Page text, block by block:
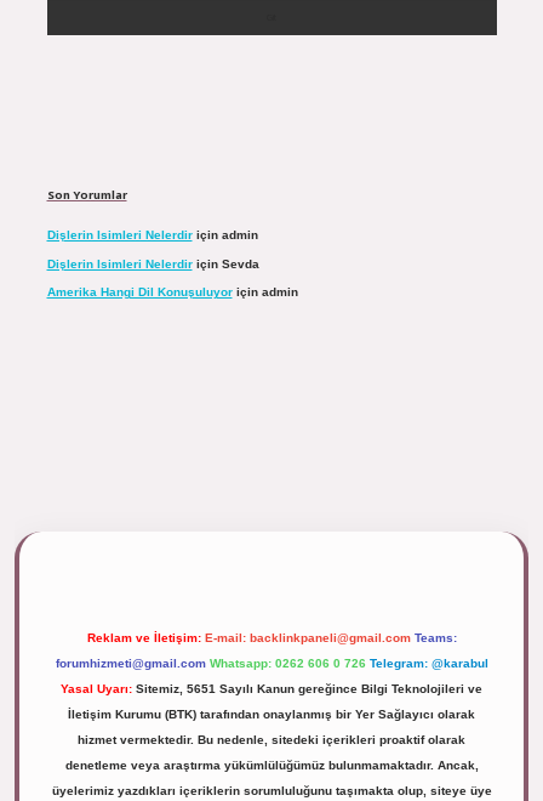
Son Yorumlar
Dişlerin Isimleri Nelerdiriçin admin
Dişlerin Isimleri Nelerdiriçin Sevda
Amerika Hangi Dil Konuşuluyoriçin admin
Reklam ve İletişim: E-mail: backlinkpaneli@gmail.com Teams:
forumhizmeti@gmail.com Whatsapp: 0262 606 0 726 Telegram: @karabul
Yasal Uyarı: Sitemiz, 5651 Sayılı Kanun gereğince Bilgi Teknolojileri ve
İletişim Kurumu (BTK) tarafından onaylanmış bir Yer Sağlayıcı olarak
hizmet vermektedir. Bu nedenle, sitedeki içerikleri proaktif olarak
denetleme veya araştırma yükümlülüğümüz bulunmamaktadır. Ancak,
üyelerimiz yazdıkları içeriklerin sorumluluğunu taşımakta olup, siteye üye